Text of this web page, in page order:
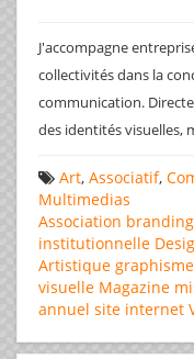
J'accompagne
collectivités dans la
communication.
des identités visuelles,
Art, Associatif,
Multimedias
Association branding
institutionnelle
Artistique graphisme
visuelle Magazine
annuel site internet